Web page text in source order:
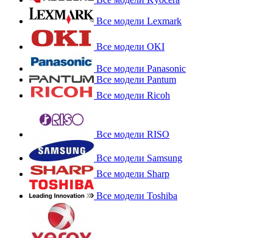
Все модели Lexmark
Все модели OKI
Все модели Panasonic
Все модели Pantum
Все модели Ricoh
Все модели RISO
Все модели Samsung
Все модели Sharp
Все модели Toshiba